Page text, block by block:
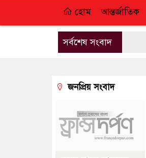
হোম আন্তর্জাতিক
সর্বশেষ সংবাদ
জনপ্রিয় সংবাদ